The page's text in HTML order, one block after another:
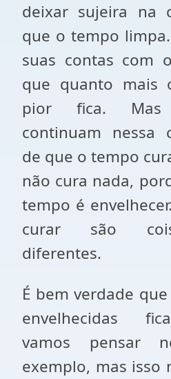
deixar sujeira na
que o tempo
suas contas com
que quanto mais
pior fica. Mas
continuam nessa
de que o tempo
não cura nada,
tempo é
curar são
diferentes.
É bem verdade
envelhecidas
vamos pensar
exemplo, mas isso